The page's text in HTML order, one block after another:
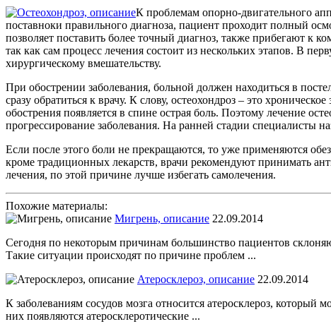
К проблемам опорно-двигательного
поставноки правильного диагноза, пациент проходит полный
позволяет поставить более точный диагноз, также прибегают к
так как сам процесс лечения состоит из нескольких этапов. В
хирургическому вмешательству.
При обострении заболевания, больной должен находиться в
сразу обратиться к врачу. К слову, остеохондроз – это
обострения появляется в спине острая боль. Поэтому лечение
прогрессирование заболевания. На ранней стадии специалисты
Если после этого боли не прекращаются, то уже применяются
кроме традиционных лекарств, врачи рекомендуют принимать
лечения, по этой причине лучше избегать самолечения.
Похожие материалы:
Мигрень, описание 22.09.2014
Сегодня по некоторым причинам большинство пациентов
Такие ситуации происходят по причине проблем ...
Атеросклероз, описание 22.09.2014
К заболеваниям сосудов мозга относится атеросклероз, который
них появляются атеросклеротические ...